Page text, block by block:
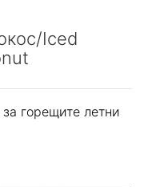
Iced
горещите летни